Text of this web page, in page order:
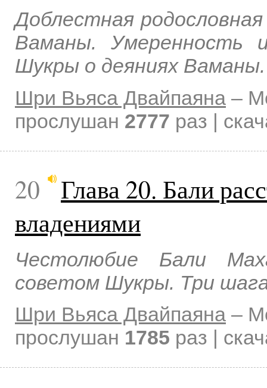
Доблестная
Ваманы. Умеренность
Шукры о деяниях
Шри Вьяса Двайпаяна –
прослушан 2777 раз |
20
Глава 20. Бали
владениями
Честолюбие Бали
советом Шукры. Три
Шри Вьяса Двайпаяна –
прослушан 1785 раз |